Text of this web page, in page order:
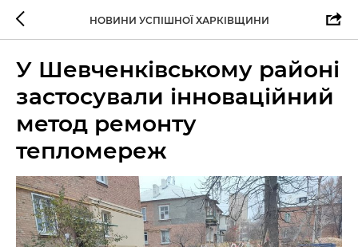
НОВИНИ УСПІШНОЇ ХАРКІВЩИНИ
У Шевченківському районі
застосували інноваційний
метод ремонту
тепломереж